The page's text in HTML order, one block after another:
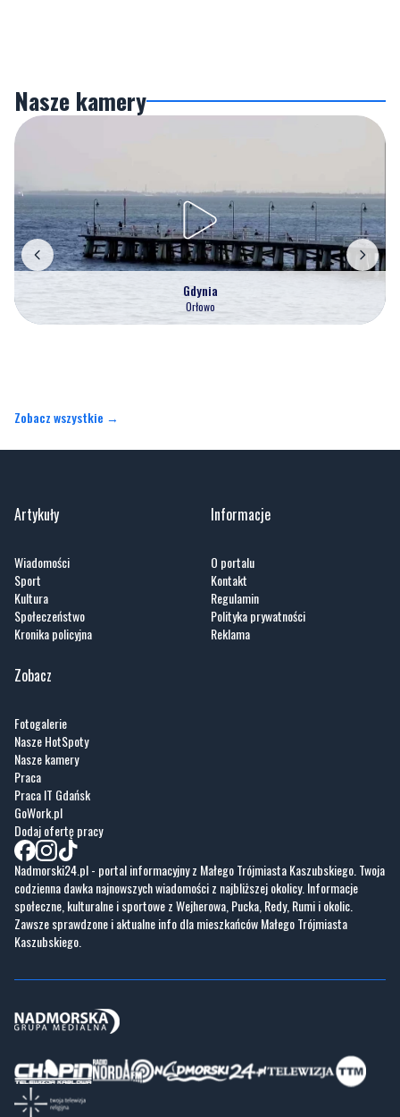
Gdynia
Orłowo
Artykuły
Sport
Kronika policyjna
Informacje
Kontakt
Reklama
Zobacz
Nasze HotSpoty
Praca IT Gdańsk
GoWork.pl
Dodaj ofertę pracy
Nadmorski24.pl - portal informacyjny z Małego Trójmiasta Kaszubskiego. Twoja
codzienna dawka najnowszych wiadomości z najbliższej okolicy. Informacje
społeczne, kulturalne i sportowe z Wejherowa, Pucka, Redy, Rumi i okolic.
Zawsze sprawdzone i aktualne info dla mieszkańców Małego Trójmiasta
Kaszubskiego.
Copyrights © Nadmorski24.pl 2026 r.
Projekt i wykonaniePixlab.pl